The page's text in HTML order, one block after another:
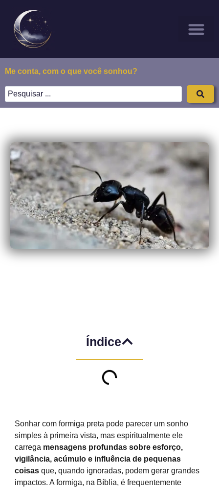
Me conta, com o que você sonhou?
Índice
Sonhar com formiga preta pode parecer um sonho
simples à primeira vista, mas espiritualmente ele
carrega mensagens profundas sobre esforço,
vigilância, acúmulo e influência de pequenas
coisas que, quando ignoradas, podem gerar grandes
impactos. A formiga, na Bíblia, é frequentemente